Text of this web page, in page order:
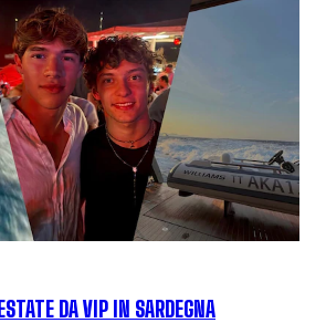
DA VIP IN SARDEGNA